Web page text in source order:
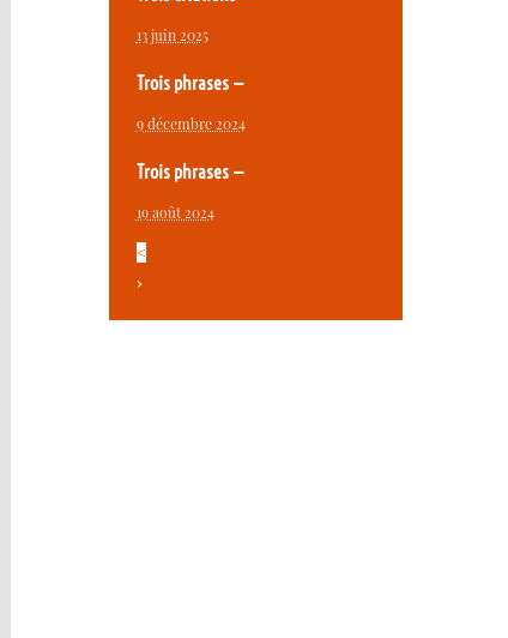
13 juin 2025
Trois phrases —
9 décembre 2024
Trois phrases —
19 août 2024
<
>